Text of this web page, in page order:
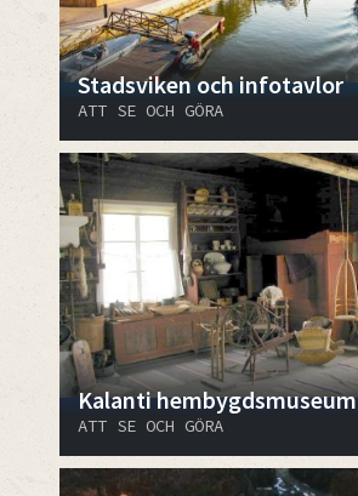
Stadsviken och infotavlor
ATT SE OCH GÖRA
Kalanti hembygdsmuseum
ATT SE OCH GÖRA